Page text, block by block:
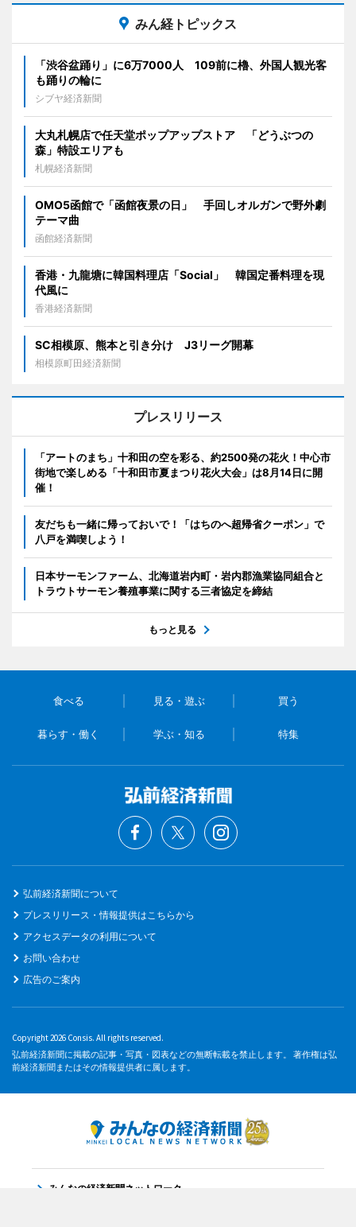
みん経トピックス
「渋谷盆踊り」に6万7000人 109前に櫓、外国人観光客
も踊りの輪に
シブヤ経済新聞
大丸札幌店で任天堂ポップアップストア 「どうぶつの
森」特設エリアも
札幌経済新聞
OMO5函館で「函館夜景の日」 手回しオルガンで野外劇
テーマ曲
函館経済新聞
香港・九龍塘に韓国料理店「Social」 韓国定番料理を現
代風に
香港経済新聞
SC相模原、熊本と引き分け J3リーグ開幕
相模原町田経済新聞
プレスリリース
「アートのまち」十和田の空を彩る、約2500発の花火！中心市
街地で楽しめる「十和田市夏まつり花火大会」は8月14日に開
催！
友だちも一緒に帰っておいで！「はちのへ超帰省クーポン」で
八戸を満喫しよう！
日本サーモンファーム、北海道岩内町・岩内郡漁業協同組合と
トラウトサーモン養殖事業に関する三者協定を締結
もっと見る
食べる 見る・遊ぶ 買う
暮らす・働く 学ぶ・知る 特集
弘前経済新聞について
プレスリリース・情報提供はこちらから
アクセスデータの利用について
お問い合わせ
広告のご案内
Copyright 2026 Consis. All rights reserved.
弘前経済新聞に掲載の記事・写真・図表などの無断転載を禁止します。 著作権は弘
前経済新聞またはその情報提供者に属します。
みんなの経済新聞ネットワーク